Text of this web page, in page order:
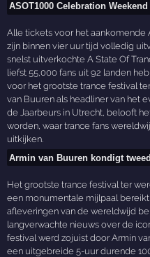
ASOT1000 Celebration
Alle tickets voor het aankomende
zijn binnen vier uur tijd volledig
snelst uitverkochte A State Of
liefst 55,000 fans uit 92 landen
voor het grootste trance festival
van Buuren als headliner van het
de Jaarbeurs in Utrecht, belooft
worden, waar trance fans
uitkijken.
Armin van Buuren kondigt
Het grootste trance festival ter
een monumentale mijlpaal
afleveringen van de wereldwijd
langverwachte nieuws over de
festival werd zojuist door Armin
een uitgebreide 5-uur durende